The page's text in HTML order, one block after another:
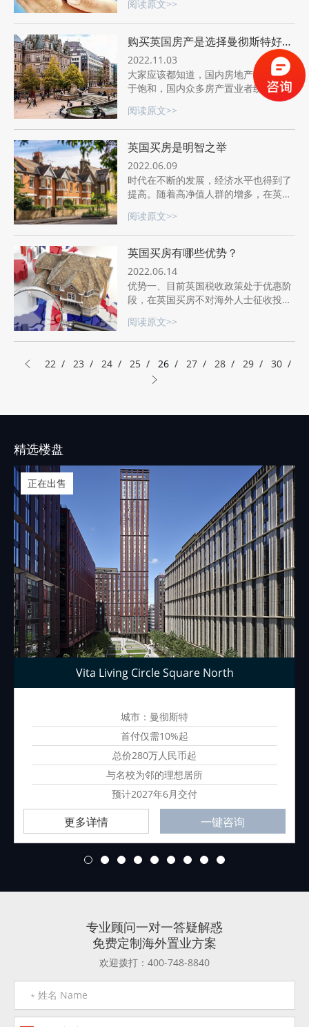
了全球各地的留学生，众多家长在英国
买房方便孩子生活。那么应该怎样购买
房子呢？英国买房有哪些步骤呢？
阅读原文>>
购买英国房产是选择曼彻斯特好还
是伯明翰好？
2022.11.03
大家应该都知道，国内房地产市场已趋
于饱和，国内众多房产置业者纷纷把目
光看向了英国房产市场，近几年，英国
房产在国际上是十分受欢迎。英国有很
多国际知名的大都市，如伦敦、爱丁
堡、曼彻斯特和伯明翰，这几个城市都
是中国买家所看中的几所城市。而国内
很多购房者却热衷于曼彻斯特和伯明翰
这两所城市，但是这两所城市到底好在
哪里呢？下面英国房产的小编就来给大
家简单的介绍一下购买英国房产是选择
阅读原文>>
英国买房是明智之举
2022.06.09
时代在不断的发展，经济水平也得到了
提高。随着高净值人群的增多，在英国
投向英国房产是因为英国房产的升值能
力。
阅读原文>>
英国买房有哪些优势？
2022.06.14
优势一、目前英国税收政策处于优惠阶
段，在英国买房不对海外人士征收投资
策。
阅读原文>>
22 / 23 / 24 / 25 / 26 / 27 / 28 / 29 / 30 /
精选楼盘
正在出售
Vita Living Circle Square North
城市：曼彻斯特
首付仅需10%起
总价280万人民币起
与名校为邻的理想居所
预计2027年6月交付
更多详情 一键咨询
3 4 5 6 7 8 9
专业顾问一对一答疑解惑
免费定制海外置业方案
欢迎拨打：400-748-8840